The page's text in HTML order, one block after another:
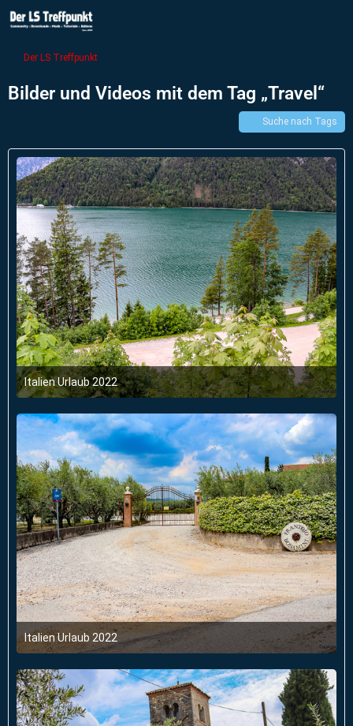
Der LS Treffpunkt
Bilder und Videos mit dem Tag „Travel“
Suche nach Tags
Italien Urlaub 2022
6. Juni 2022 um 03:47
1
Italien Urlaub 2022
6. Juni 2022 um 03:47